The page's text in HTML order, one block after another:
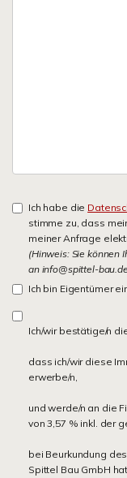
Ich habe die
stimme zu, dass
meiner Anfrage
(Hinweis: Sie können
an info@spittel-
Ich bin Eigentümer
Ich/wir bestätige/n
dass ich/wir diese
erwerbe/n,
und werde/n an die
von 3,57 % inkl. der
bei Beurkundung
Spittel Bau GmbH